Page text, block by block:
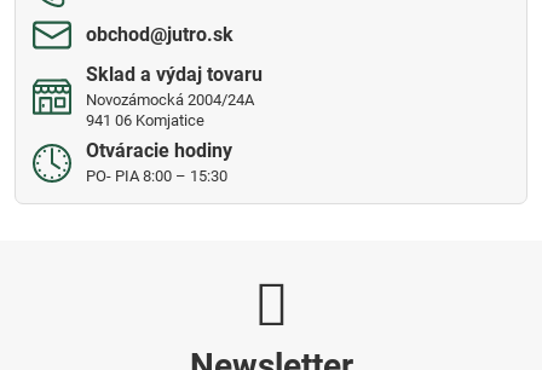
obchod​@jutro​.sk
Sklad a výdaj tovaru
Novozámocká 2004/24A
941 06 Komjatice
Otváracie hodiny
PO- PIA 8:00 – 15:30